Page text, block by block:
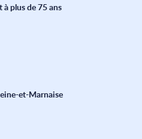
plus de 75 ans
et-Marnaise